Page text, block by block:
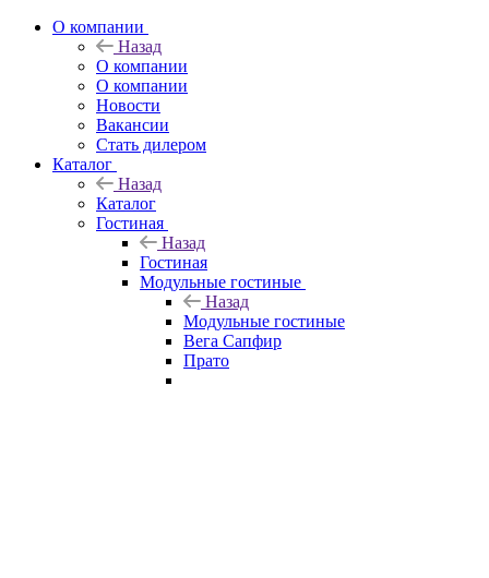
О компании
Назад
О компании
О компании
Новости
Вакансии
Стать дилером
Каталог
Назад
Каталог
Гостиная
Назад
Гостиная
Модульные гостиные
Назад
Модульные гостиные
Вега Сапфир
Прато